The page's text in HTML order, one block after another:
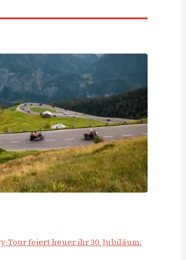
Tour feiert heuer ihr 30. Jubiläum: